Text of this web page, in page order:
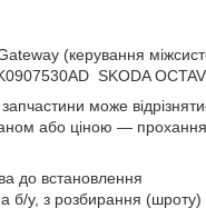
(керування
SKODA
може
або ціною —
до встановлення
б/у, з розбирання (шроту)